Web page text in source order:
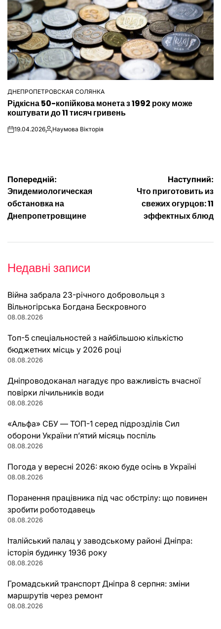
ОПУБЛІКУВАТИ
У
ДНЕПРОПЕТРОВСКАЯ СОЛЯНКА
Рідкісна 50-копійкова монета з 1992 року може
коштувати до 11 тисяч гривень
on19.04.2026Опубліковано
Наумова Вікторія
Навігація
записів
Попередній:
Эпидемиологическая
обстановка на
Днепропетровщине
Наступний:
Что приготовить из
свежих огурцов: 11
эффектных блюд
Недавні записи
Війна забрала 23-річного добровольця з
Вільногірська Богдана Бескровного
08.08.2026
Топ-5 спеціальностей з найбільшою кількістю
бюджетних місць у 2026 році
08.08.2026
Дніпроводоканал нагадує про важливість вчасної
повірки лічильників води
08.08.2026
«Альфа» СБУ — ТОП-1 серед підрозділів Сил
оборони України п’ятий місяць поспіль
08.08.2026
Погода у вересні 2026: якою буде осінь в Україні
08.08.2026
Поранення працівника під час обстрілу: що повинен
зробити роботодавець
08.08.2026
Італійський палац у заводському районі Дніпра:
історія будинку 1936 року
08.08.2026
Громадський транспорт Дніпра 8 серпня: зміни
маршрутів через ремонт
08.08.2026